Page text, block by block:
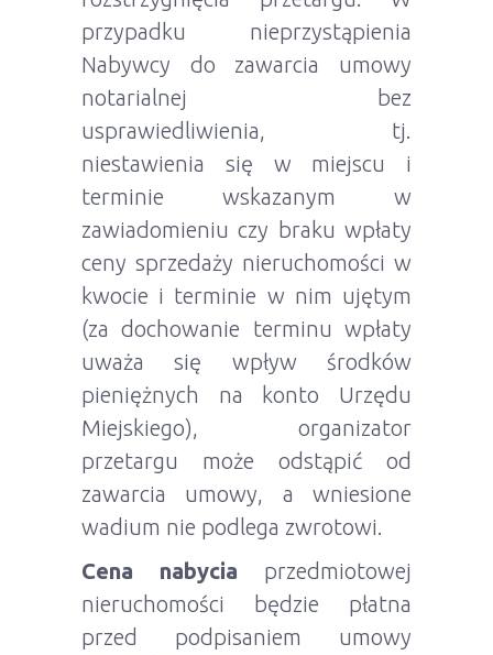
przypadku nieprzystąpienia
Nabywcy do zawarcia umowy
notarialnej bez
usprawiedliwienia, tj.
niestawienia się w miejscu i
terminie wskazanym w
zawiadomieniu czy braku wpłaty
ceny sprzedaży nieruchomości w
kwocie i terminie w nim ujętym
(za dochowanie terminu wpłaty
uważa się wpływ środków
pieniężnych na konto Urzędu
Miejskiego), organizator
przetargu może odstąpić od
zawarcia umowy, a wniesione
wadium nie podlega zwrotowi.
Cena nabycia przedmiotowej
nieruchomości będzie płatna
przed podpisaniem umowy